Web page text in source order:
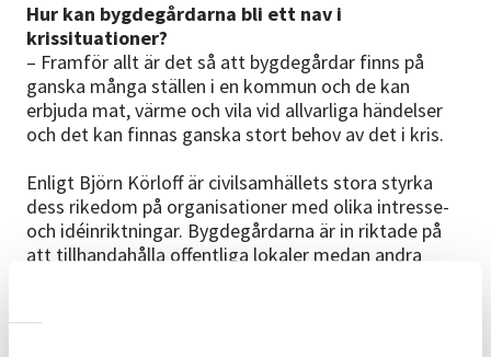
Hur kan bygdegårdarna bli ett nav i
krissituationer?
– Framför allt är det så att bygde­gårdar finns på
ganska många ställen i en kommun och de kan
erbjuda mat, värme och vila vid allvarliga händelser
och det kan finnas ganska stort behov av det i kris.
Enligt Björn Körloff är civilsam­hällets stora styrka
dess rikedom på organisationer med olika intresse­
och idéinriktningar. Bygdegårdarna är in­ riktade på
att tillhandahålla offentliga lokaler medan andra
– Det handlar om att hitta en form på lokalnivå där